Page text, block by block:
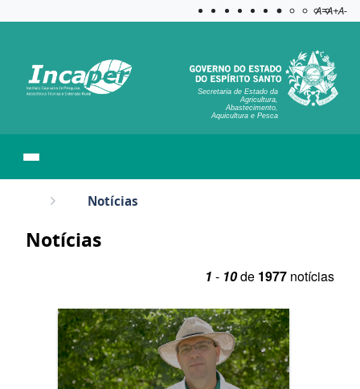
Aplicar
A=A+A-
Secretaria de Estado da
Agricultura,
Abastecimento,
Aquicultura e Pesca
Notícias
Notícias
1 - 10de 1977 notícias